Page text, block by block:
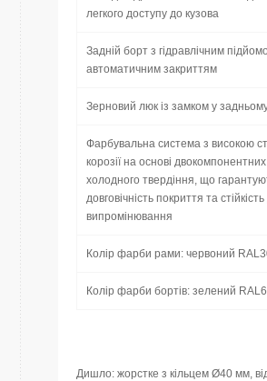
легкого доступу до кузова
Задній борт з гідравлічним
автоматичним закриттям
Зерновий люк із замком у
Фарбувальна система з високою
корозії на основі
холодного твердіння, що
довговічність покриття та
випромінювання
Колір фарби рами: червоний
Колір фарби бортів: зелений
Дишло: жорстке з кільцем Ø40 мм,